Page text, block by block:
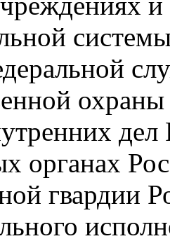
органах
гвардии